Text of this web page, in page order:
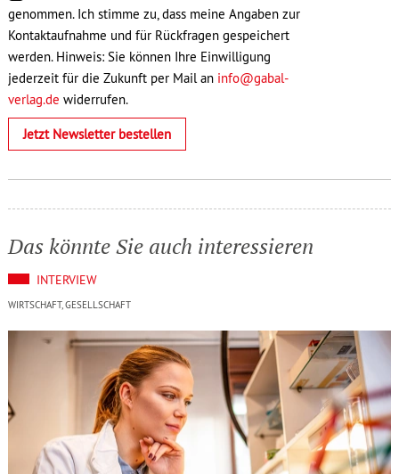
genommen. Ich stimme zu, dass meine Angaben zur
Kontaktaufnahme und für Rückfragen gespeichert
werden. Hinweis: Sie können Ihre Einwilligung
jederzeit für die Zukunft per Mail an info@gabal-
verlag.de widerrufen.
Jetzt Newsletter bestellen
Das könnte Sie auch interessieren
INTERVIEW
WIRTSCHAFT, GESELLSCHAFT